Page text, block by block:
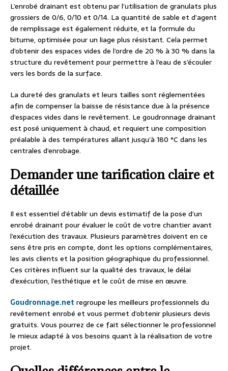
L’enrobé drainant est obtenu par l’utilisation de granulats plus
grossiers de 0/6, 0/10 et 0/14. La quantité de sable et d’agent
de remplissage est également réduite, et la formule du
bitume, optimisée pour un liage plus résistant. Cela permet
d’obtenir des espaces vides de l’ordre de 20 % à 30 % dans la
structure du revêtement pour permettre à l’eau de s’écouler
vers les bords de la surface.
La dureté des granulats et leurs tailles sont réglementées
afin de compenser la baisse de résistance due à la présence
d’espaces vides dans le revêtement. Le goudronnage drainant
est posé uniquement à chaud, et requiert une composition
préalable à des températures allant jusqu’à 180 °C dans les
centrales d’enrobage.
Demander une tarification claire et
détaillée
Il est essentiel d’établir un devis estimatif de la pose d’un
enrobé drainant pour évaluer le coût de votre chantier avant
l’exécution des travaux. Plusieurs paramètres doivent en ce
sens être pris en compte, dont les options complémentaires,
les avis clients et la position géographique du professionnel.
Ces critères influent sur la qualité des travaux, le délai
d’exécution, l’esthétique et le coût de mise en œuvre.
Goudronnage.net regroupe les meilleurs professionnels du
revêtement enrobé et vous permet d’obtenir plusieurs devis
gratuits. Vous pourrez de ce fait sélectionner le professionnel
le mieux adapté à vos besoins quant à la réalisation de votre
projet.